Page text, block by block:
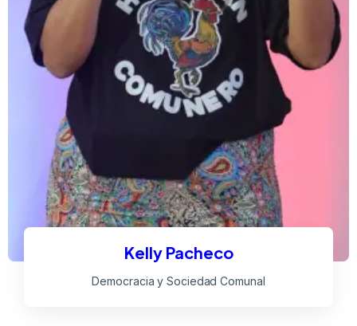
Kelly Pacheco
Democracia y Sociedad Comunal